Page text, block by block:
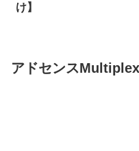
け】
アドセンス